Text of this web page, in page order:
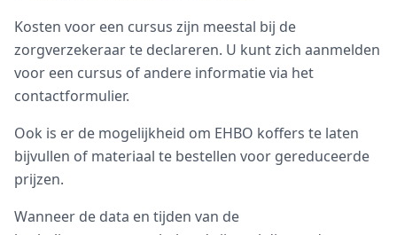
Kosten voor een cursus zijn meestal bij de
zorgverzekeraar te declareren. U kunt zich aanmelden
voor een cursus of andere informatie via het
contactformulier.
Ook is er de mogelijkheid om EHBO koffers te laten
bijvullen of materiaal te bestellen voor gereduceerde
prijzen.
Wanneer de data en tijden van de